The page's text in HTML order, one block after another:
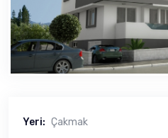
Yeri: Çakmak